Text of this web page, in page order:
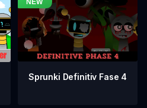
Sprunki Definitiv Fase 4